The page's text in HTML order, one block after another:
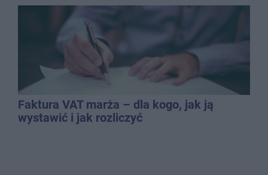
Faktura VAT marża – dla kogo, jak ją
wystawić i jak rozliczyć